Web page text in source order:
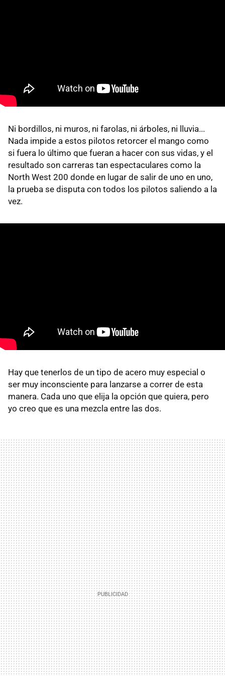
Ni bordillos, ni muros, ni farolas, ni árboles, ni lluvia...
Nada impide a estos pilotos retorcer el mango como
si fuera lo último que fueran a hacer con sus vidas, y el
resultado son carreras tan espectaculares como la
North West 200 donde en lugar de salir de uno en uno,
la prueba se disputa con todos los pilotos saliendo a la
vez.
Hay que tenerlos de un tipo de acero muy especial o
ser muy inconsciente para lanzarse a correr de esta
manera. Cada uno que elija la opción que quiera, pero
yo creo que es una mezcla entre las dos.